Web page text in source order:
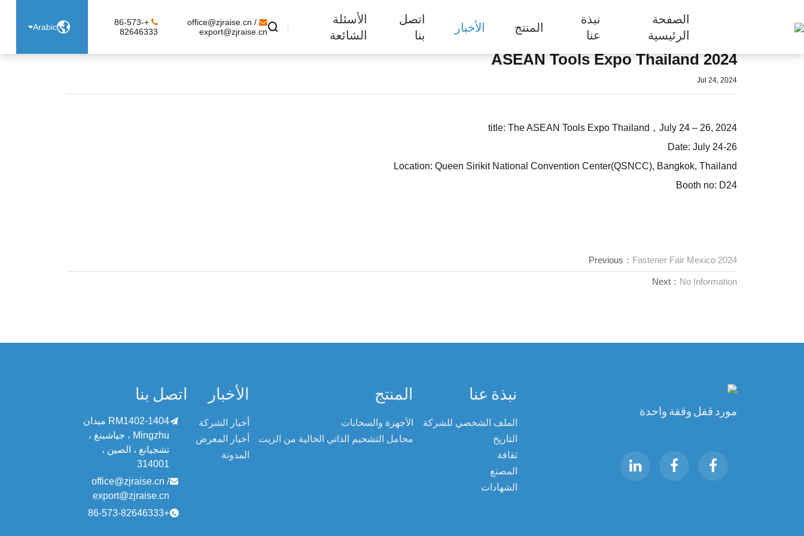
الصفحة
الرئيسية
نبذة
عنا
المنتج الأخبار
اتصل
بنا
الأسئلة
الشائعة

office@zjraise.cn /
export@zjraise.cn
+86-573-
82646333

Arabic
ASEAN Tools Expo Thailand 2024
Jul 24, 2024
title: The ASEAN Tools Expo Thailand，July 24 – 26, 2024
Date: July 24-26
Location: Queen Sirikit National Convention Center(QSNCC), Bangkok, Thailand
Booth no: D24
Previous： Fastener Fair Mexico 2024
Next： No Information
مورد قفل وقفة واحدة
نبذة عنا
الملف الشخصي للشركة
التاريخ
ثقافة
المصنع
الشهادات
المنتج
الأجهزة والسحابات
محامل التشحيم الذاتي الخالية من الزيت
الأخبار
أخبار الشركة
أخبار المعرض
المدونة
اتصل بنا

RM1402-1404 ميدان
Mingzhu ، جياشينغ ،
تشجيانغ ، الصين ،
314001

office@zjraise.cn /
export@zjraise.cn

+86-573-82646333